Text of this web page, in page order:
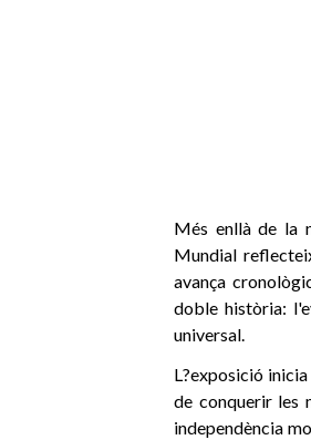
Més enllà de la
Mundial
avança
doble història:
universal.
L?exposició
de conquerir les
independència